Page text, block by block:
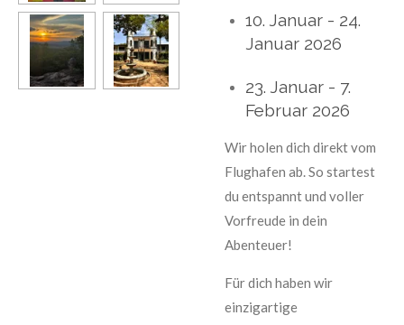
10. Januar - 24.
Januar 2026
23. Januar - 7.
Februar 2026
Wir holen dich direkt vom
Flughafen ab. So startest
du entspannt und voller
Vorfreude in dein
Abenteuer!
Für dich haben wir
einzigartige